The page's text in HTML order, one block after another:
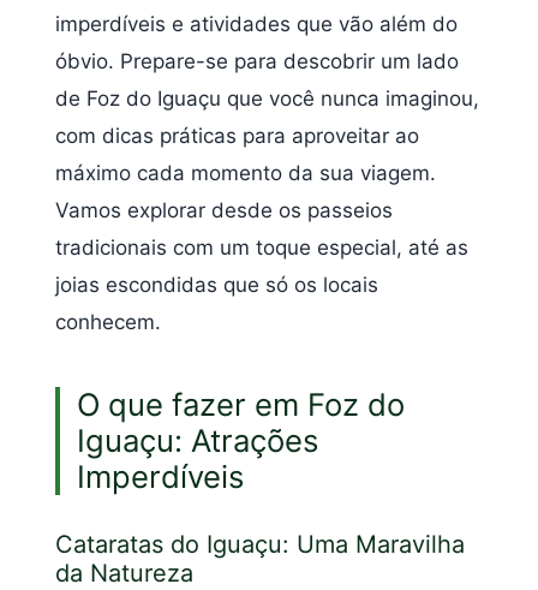
imperdíveis e atividades que vão além do
óbvio. Prepare-se para descobrir um lado
de Foz do Iguaçu que você nunca imaginou,
com dicas práticas para aproveitar ao
máximo cada momento da sua viagem.
Vamos explorar desde os passeios
tradicionais com um toque especial, até as
joias escondidas que só os locais
conhecem.
O que fazer em Foz do
Iguaçu: Atrações
Imperdíveis
Cataratas do Iguaçu: Uma Maravilha
da Natureza